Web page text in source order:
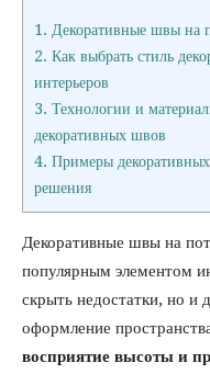
1. Декоративные швы на
2. Как выбрать стиль
интерьеров
3. Технологии и
декоративных швов
4. Примеры
решения
Декоративные швы на
популярным элементом
скрыть недостатки, но и
оформление
восприятие высоты и